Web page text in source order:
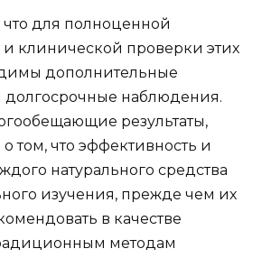
что для полноценной
клинической проверки этих
дополнительные
долгосрочные наблюдения.
результаты,
о том, что эффективность и
натурального средства
изучения, прежде чем их
в качестве
методам